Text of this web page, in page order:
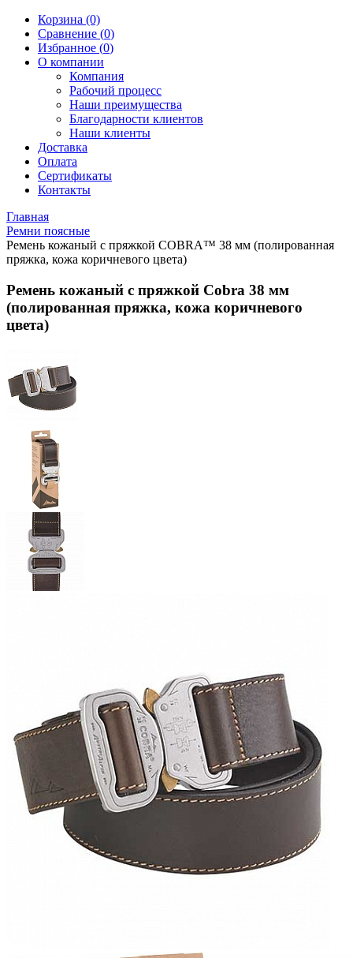
Корзина (0)
Сравнение (0)
Избранное (0)
О компании
Компания
Рабочий процесс
Наши преимущества
Благодарности клиентов
Наши клиенты
Доставка
Оплата
Сертификаты
Контакты
Главная
Ремни поясные
Ремень кожаный с пряжкой COBRA™ 38 мм (полированная
пряжка, кожа коричневого цвета)
Ремень кожаный с пряжкой Cobra 38 мм
(полированная пряжка, кожа коричневого
цвета)